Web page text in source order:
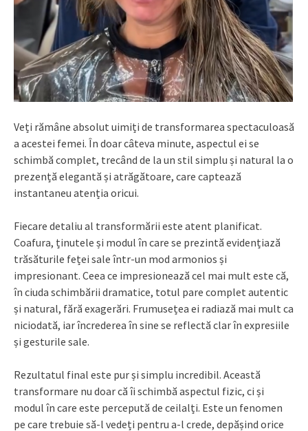
Veți rămâne absolut uimiți de transformarea spectaculoasă
a acestei femei. În doar câteva minute, aspectul ei se
schimbă complet, trecând de la un stil simplu și natural la o
prezență elegantă și atrăgătoare, care captează
instantaneu atenția oricui.
Fiecare detaliu al transformării este atent planificat.
Coafura, ținutele și modul în care se prezintă evidențiază
trăsăturile feței sale într-un mod armonios și
impresionant. Ceea ce impresionează cel mai mult este că,
în ciuda schimbării dramatice, totul pare complet autentic
și natural, fără exagerări. Frumusețea ei radiază mai mult ca
niciodată, iar încrederea în sine se reflectă clar în expresiile
și gesturile sale.
Rezultatul final este pur și simplu incredibil. Această
transformare nu doar că îi schimbă aspectul fizic, ci și
modul în care este percepută de ceilalți. Este un fenomen
pe care trebuie să-l vedeți pentru a-l crede, depășind orice